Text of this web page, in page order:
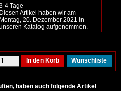
4 Tage
Diesen Artikel haben wir am
Montag, 20. Dezember 2021 in
Katalog aufgenommen.
haben auch folgende Artikel